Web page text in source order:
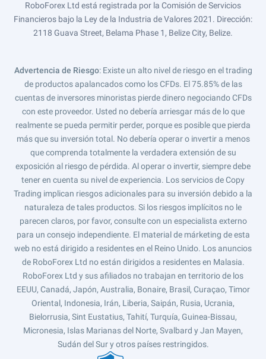
RoboForex Ltd está registrada por la Comisión de Servicios
Financieros bajo la Ley de la Industria de Valores 2021. Dirección:
2118 Guava Street, Belama Phase 1, Belize City, Belize.
Advertencia de Riesgo: Existe un alto nivel de riesgo en el trading
de productos apalancados como los CFDs. El 75.85% de las
cuentas de inversores minoristas pierde dinero negociando CFDs
con este proveedor. Usted no debería arriesgar más de lo que
realmente se pueda permitir perder, porque es posible que pierda
más que su inversión total. No debería operar o invertir a menos
que comprenda totalmente la verdadera extensión de su
exposición al riesgo de pérdida. Al operar o invertir, siempre debe
tener en cuenta su nivel de experiencia. Los servicios de Copy
Trading implican riesgos adicionales para su inversión debido a la
naturaleza de tales productos. Si los riesgos implícitos no le
parecen claros, por favor, consulte con un especialista externo
para un consejo independiente. El material de márketing de esta
web no está dirigido a residentes en el Reino Unido. Los anuncios
de RoboForex Ltd no están dirigidos a residentes en Malasia.
RoboForex Ltd y sus afiliados no trabajan en territorio de los
EEUU, Canadá, Japón, Australia, Bonaire, Brasil, Curaçao, Timor
Oriental, Indonesia, Irán, Liberia, Saipán, Rusia, Ucrania,
Bielorrusia, Sint Eustatius, Tahití, Turquía, Guinea-Bissau,
Micronesia, Islas Marianas del Norte, Svalbard y Jan Mayen,
Sudán del Sur y otros países restringidos.